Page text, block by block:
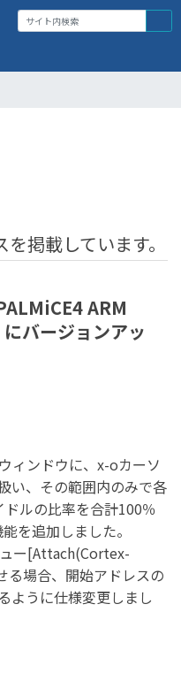
掲載しています。
ARM
バージョンアッ
ィンドウに、x-oカーソ
い、その範囲内のみで各
ルの比率を合計100％
を追加しました。
ー[Attach(Cortex-
る場合、開始アドレスの
ように仕様変更しまし